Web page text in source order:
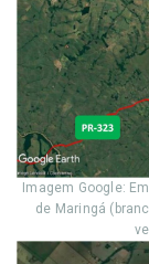
Imagem Google:
de Maringá